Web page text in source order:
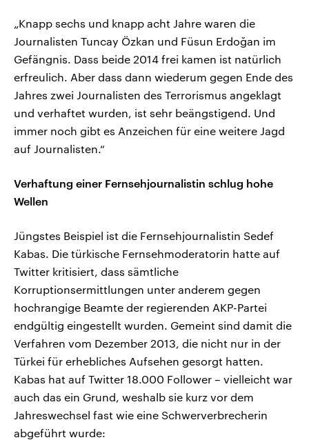
„Knapp sechs und knapp acht Jahre waren die
Journalisten Tuncay Özkan und Füsun Erdoğan im
Gefängnis. Dass beide 2014 frei kamen ist natürlich
erfreulich. Aber dass dann wiederum gegen Ende des
Jahres zwei Journalisten des Terrorismus angeklagt
und verhaftet wurden, ist sehr beängstigend. Und
immer noch gibt es Anzeichen für eine weitere Jagd
auf Journalisten.“
Verhaftung einer Fernsehjournalistin schlug hohe
Wellen
Jüngstes Beispiel ist die Fernsehjournalistin Sedef
Kabas. Die türkische Fernsehmoderatorin hatte auf
Twitter kritisiert, dass sämtliche
Korruptionsermittlungen unter anderem gegen
hochrangige Beamte der regierenden AKP-Partei
endgültig eingestellt wurden. Gemeint sind damit die
Verfahren vom Dezember 2013, die nicht nur in der
Türkei für erhebliches Aufsehen gesorgt hatten.
Kabas hat auf Twitter 18.000 Follower – vielleicht war
auch das ein Grund, weshalb sie kurz vor dem
Jahreswechsel fast wie eine Schwerverbrecherin
abgeführt wurde: